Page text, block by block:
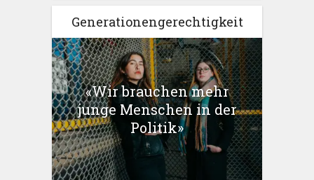
Generationengerechtigkeit
«Wir brauchen mehr
junge Menschen in der
Politik»